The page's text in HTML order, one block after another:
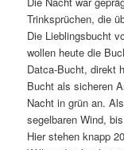
Trinksprüchen, die
Die Lieblingsbucht
wollen heute die
Datca-Bucht, direkt
Bucht als sicheren
Nacht in grün an.
segelbaren Wind,
Hier stehen knapp